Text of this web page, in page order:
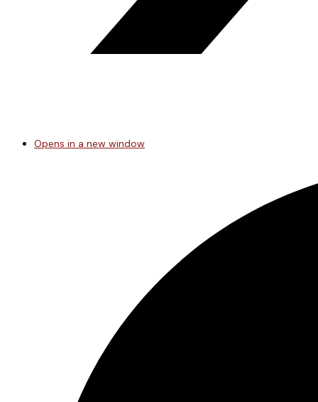
Opens in a new window